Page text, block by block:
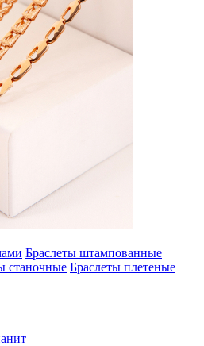
Браслеты штампованные
станочные Браслеты плетеные